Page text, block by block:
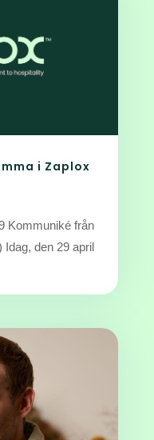
i Zaplox
Kommuniké från
den 29 april